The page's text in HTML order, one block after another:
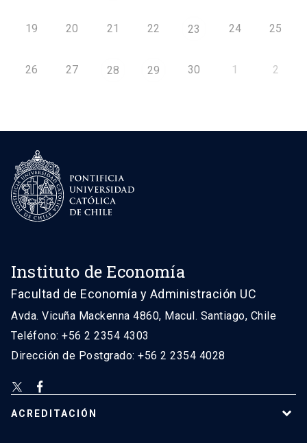
19 20 21 22 23 24 25
26 27 28 29 30 1 2
Instituto de Economía
Facultad de Economía y Administración UC
Avda. Vicuña Mackenna 4860, Macul. Santiago, Chile
Teléfono: +56 2 2354 4303
Dirección de Postgrado: +56 2 2354 4028
ACREDITACIÓN